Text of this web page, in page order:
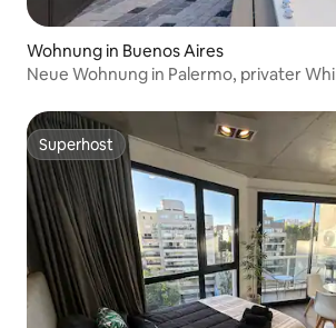
Wohnung in Buenos Aires
Neue Wohnung in Palermo, privater
Superhost
Superhost